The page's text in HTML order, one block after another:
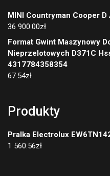
MINI Countryman Cooper D
36 900.00zł
Format Gwint Maszynowy
Nieprzelotowych D371C
4317784358354
67.54zł
Produkty
Pralka Electrolux
1 560.56zł